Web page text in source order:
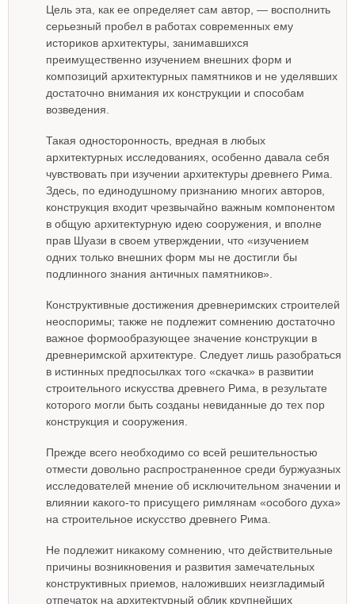
Цель эта, как ее определяет сам автор, — восполнить
серьезный пробел в работах современных ему
историков архитектуры, занимавшихся
преимущественно изучением внешних форм и
композиций архитектурных памятников и не уделявших
достаточно внимания их конструкции и способам
возведения.
Такая односторонность, вредная в любых
архитектурных исследованиях, особенно давала себя
чувствовать при изучении архитектуры древнего Рима.
Здесь, по единодушному признанию многих авторов,
конструкция входит чрезвычайно важным компонентом
в общую архитектурную идею сооружения, и вполне
прав Шуази в своем утверждении, что «изучением
одних только внешних форм мы не достигли бы
подлинного знания античных памятников».
Конструктивные достижения древнеримских строителей
неоспоримы; также не подлежит сомнению достаточно
важное формообразующее значение конструкции в
древнеримской архитектуре. Следует лишь разобраться
в истинных предпосылках того «скачка» в развитии
строительного искусства древнего Рима, в результате
которого могли быть созданы невиданные до тех пор
конструкция и сооружения.
Прежде всего необходимо со всей решительностью
отмести довольно распространенное среди буржуазных
исследователей мнение об исключительном значении и
влиянии какого-то присущего римлянам «особого духа»
на строительное искусство древнего Рима.
Не подлежит никакому сомнению, что действительные
причины возникновения и развития замечательных
конструктивных приемов, наложивших неизгладимый
отпечаток на архитектурный облик крупнейших